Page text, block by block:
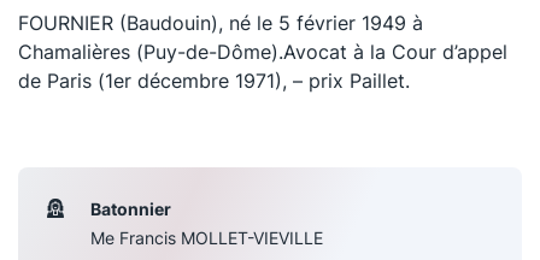
FOURNIER (Baudouin), né le 5 février 1949 à
Chamalières (Puy-de-Dôme).Avocat à la Cour d’appel
de Paris (1er décembre 1971), – prix Paillet.
Batonnier
Me Francis MOLLET-VIEVILLE
La Conférence
Le Concours de la Conférence
La Petite Conférence